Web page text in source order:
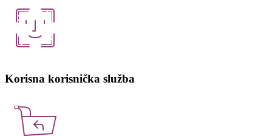
Korisna korisnička služba